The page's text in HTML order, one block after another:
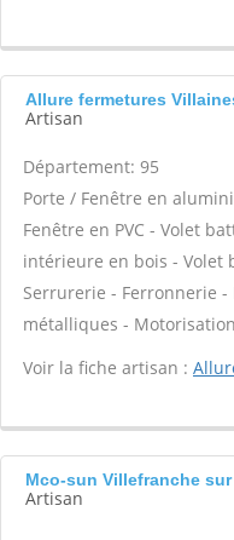
Allure fermetures
Artisan
Département: 95
Porte / Fenêtre en
Fenêtre en PVC - Volet
intérieure en bois - Volet
Serrurerie - Ferronnerie -
métalliques -
Voir la fiche artisan :
Mco-sun Villefranche
Artisan